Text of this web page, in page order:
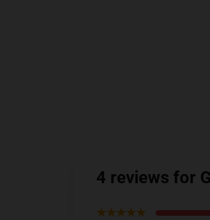
4 reviews for
★★★★★